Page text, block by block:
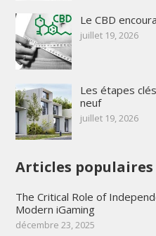
Le CBD
juillet 19, 2026
Les étapes
neuf
juillet 19, 2026
Articles populaires
The Critical Role of
Modern iGaming
décembre 23, 2025